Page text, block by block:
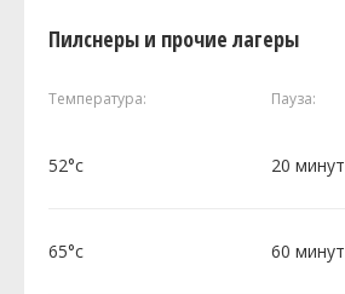
Пилснеры и прочие лагеры
Температура: Пауза:
52°c 20 минут
65°c 60 минут